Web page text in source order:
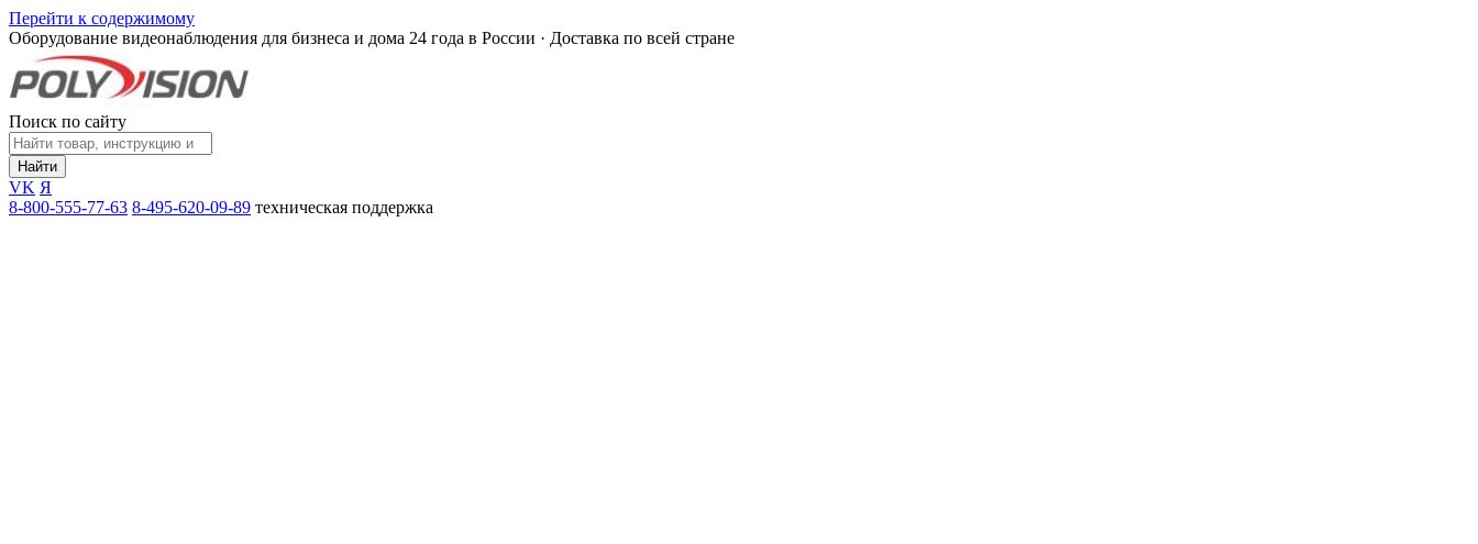
Перейти к содержимому
Оборудование видеонаблюдения для бизнеса и дома 24 года в России · Доставка по всей стране
Поиск по сайту
Найти
VK Я
8-800-555-77-63 8-495-620-09-89 техническая поддержка